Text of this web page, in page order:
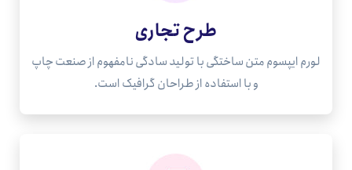
طرح تجاری
لورم ایپسوم متن ساختگی با تولید سادگی نامفهوم از صنعت چاپ
و با استفاده از طراحان گرافیک است.